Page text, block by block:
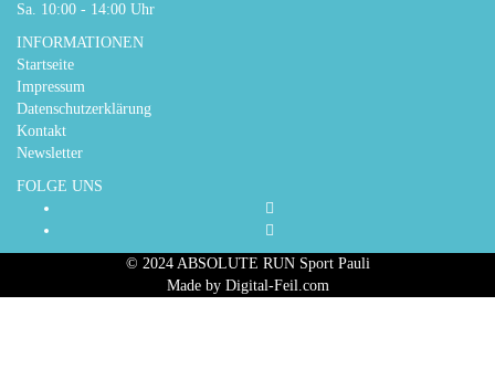
Sa. 10:00 - 14:00 Uhr
INFORMATIONEN
Startseite
Impressum
Datenschutzerklärung
Kontakt
Newsletter
FOLGE UNS
© 2024 ABSOLUTE RUN Sport Pauli
Made by Digital-Feil.com